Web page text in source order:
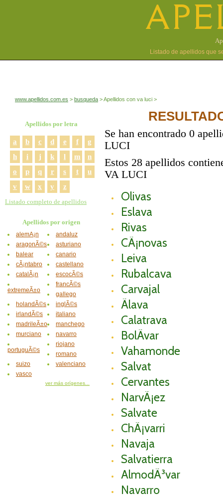
Listado de apellidos que
www.apellidos.com.es busqueda Apellidos con va luci
Se han encontrado 0
LUCI
Estos 28 apellidos
VA LUCI
Olivas
Eslava
Rivas
CÃ¡novas
Leiva
Rubalcava
Carvajal
Ãlava
Calatrava
BolÃ­var
Vahamonde
Salvat
Cervantes
NarvÃ¡ez
Salvate
ChÃ¡varri
Navaja
Salvatierra
AlmodÃ³var
Navarro
Apellidos por letra
a b c d e f
g
h
i j k l m
n
o
p q r s t
u
v
w x y z
Listado completo de apellidos
Apellidos por origen
alemÃ¡n
andaluz
aragonÃ©s
asturiano
balear
canario
cÃ¡ntabro
castellano
catalÃ¡n
escocÃ©s
extremeÃ±o
francÃ©s
gallego
holandÃ©s
inglÃ©s
irlandÃ©s
italiano
madrileÃ±o
manchego
murciano
navarro
portuguÃ©s
riojano
romano
suizo
valenciano
vasco
ver más orígenes...